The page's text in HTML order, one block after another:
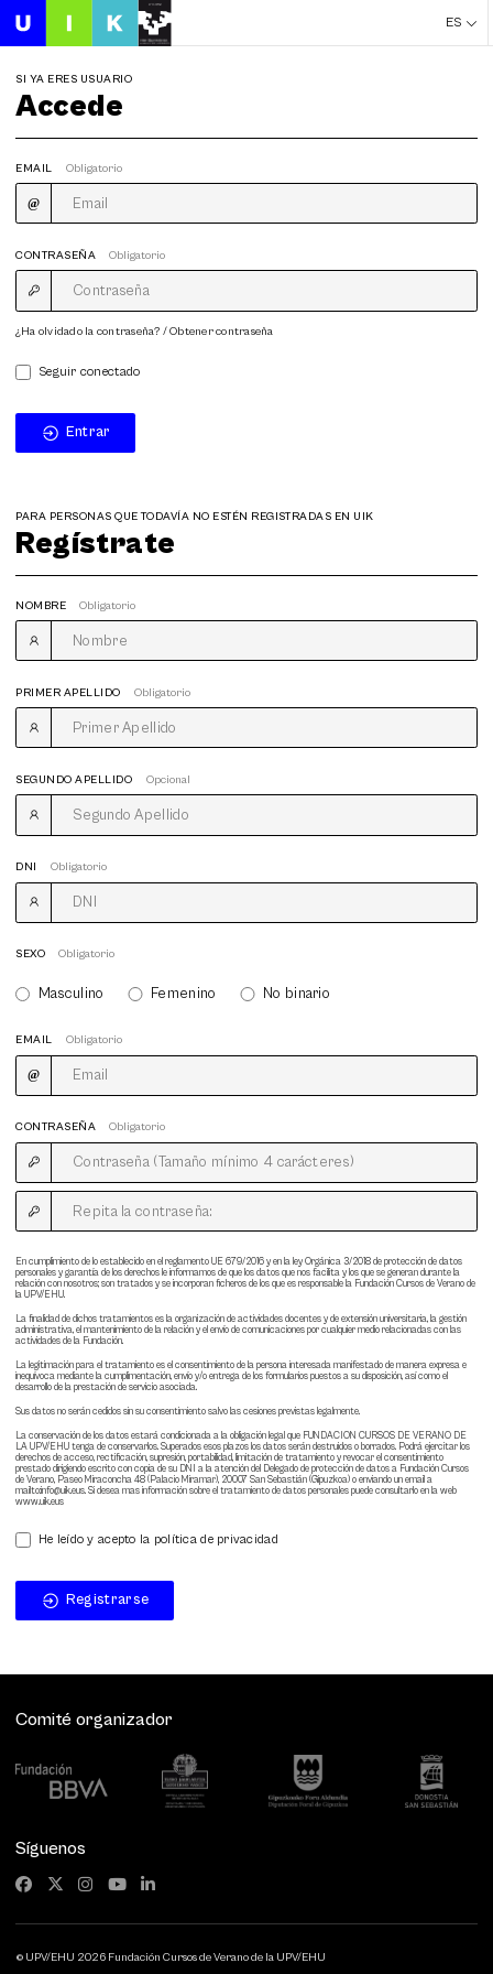
ES
SI YA ERES USUARIO
Accede
EMAIL Obligatorio
CONTRASEÑA Obligatorio
¿Ha olvidado la contraseña? / Obtener contraseña
Seguir conectado
Entrar
PARA PERSONAS QUE TODAVÍA NO ESTÉN REGISTRADAS EN UIK
Regístrate
NOMBRE Obligatorio
PRIMER APELLIDO Obligatorio
SEGUNDO APELLIDO Opcional
DNI Obligatorio
SEXO Obligatorio
Masculino Femenino No binario
EMAIL Obligatorio
CONTRASEÑA Obligatorio
En cumplimiento de lo establecido en el reglamento UE 679/2016 y en la ley Orgánica 3/2018 de protección de datos
personales y garantía de los derechos le informamos de que los datos que nos facilita y los que se generan durante la
relación con nosotros; son tratados y se incorporan ficheros de los que es responsable la Fundación Cursos de Verano de
la UPV/EHU.
La finalidad de dichos tratamientos es la organización de actividades docentes y de extensión universitaria, la gestión
administrativa, el mantenimiento de la relación y el envío de comunicaciones por cualquier medio relacionadas con las
actividades de la Fundación.
La legitimación para el tratamiento es el consentimiento de la persona interesada manifestado de manera expresa e
inequívoca mediante la cumplimentación, envío y/o entrega de los formularios puestos a su disposición, así como el
desarrollo de la prestación de servicio asociada.
Sus datos no serán cedidos sin su consentimiento salvo las cesiones previstas legalmente.
La conservación de los datos estará condicionada a la obligación legal que FUNDACION CURSOS DE VERANO DE
LA UPV/EHU tenga de conservarlos. Superados esos plazos los datos serán destruidos o borrados. Podrá ejercitar los
derechos de acceso, rectificación, supresión, portabilidad, limitación de tratamiento y revocar el consentimiento
prestado dirigiendo escrito con copia de su DNI a la atención del Delegado de protección de datos a Fundación Cursos
de Verano, Paseo Miraconcha 48 (Palacio Miramar), 20007 San Sebastián (Gipuzkoa) o enviando un email a
mailto:info@uik.eus. Si desea mas información sobre el tratamiento de datos personales puede consultarlo en la web
www.uik.eus
He leído y acepto la política de privacidad
Registrarse
Comité organizador
Síguenos
© UPV/EHU 2026 Fundación Cursos de Verano de la UPV/EHU